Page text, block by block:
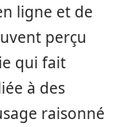
ligne et de
perçu
qui fait
à des
raisonné